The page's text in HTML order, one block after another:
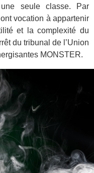
seule classe. Par
vocation à appartenir
et la complexité du
du tribunal de l’Union
MONSTER.